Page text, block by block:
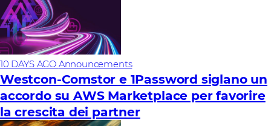
10 DAYS AGO Announcements
Westcon-Comstor e 1Password siglano un
accordo su AWS Marketplace per favorire
la crescita dei partner